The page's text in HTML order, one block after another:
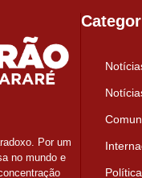
Por um
no mundo e
Política